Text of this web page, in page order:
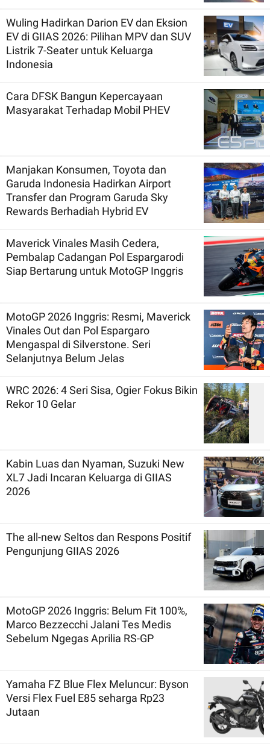
Wuling Hadirkan Darion EV dan Eksion
EV di GIIAS 2026: Pilihan MPV dan SUV
Listrik 7-Seater untuk Keluarga
Indonesia
Cara DFSK Bangun Kepercayaan
Masyarakat Terhadap Mobil PHEV
Manjakan Konsumen, Toyota dan
Garuda Indonesia Hadirkan Airport
Transfer dan Program Garuda Sky
Rewards Berhadiah Hybrid EV
Maverick Vinales Masih Cedera,
Pembalap Cadangan Pol Espargarodi
Siap Bertarung untuk MotoGP Inggris
MotoGP 2026 Inggris: Resmi, Maverick
Vinales Out dan Pol Espargaro
Mengaspal di Silverstone. Seri
Selanjutnya Belum Jelas
WRC 2026: 4 Seri Sisa, Ogier Fokus Bikin
Rekor 10 Gelar
Kabin Luas dan Nyaman, Suzuki New
XL7 Jadi Incaran Keluarga di GIIAS
2026
The all-new Seltos dan Respons Positif
Pengunjung GIIAS 2026
MotoGP 2026 Inggris: Belum Fit 100%,
Marco Bezzecchi Jalani Tes Medis
Sebelum Ngegas Aprilia RS-GP
Yamaha FZ Blue Flex Meluncur: Byson
Versi Flex Fuel E85 seharga Rp23
Jutaan